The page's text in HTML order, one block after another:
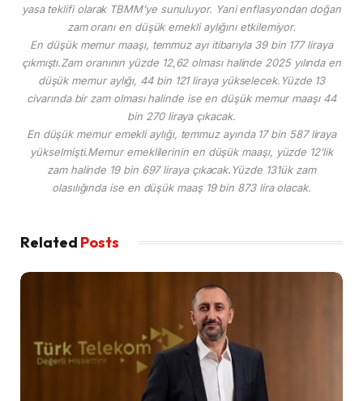
yasa teklifi olarak TBMM’ye sunuluyor. Yani enflasyondan doğan
zam oranı en düşük emekli aylığını etkilemiyor.
En düşük memur maaşı, temmuz ayı itibarıyla 39 bin 177 liraya
çıkmıştı.Zam oranının yüzde 12,62 olması halinde 2025 yılında en
düşük memur aylığı, 44 bin 121 liraya yükselecek.Yüzde 13
civarında bir zam olması halinde ise en düşük memur maaşı 44
bin 270 liraya çıkacak.
En düşük memur emekli aylığı, temmuz ayında 17 bin 587 liraya
yükselmişti.Memur emeklilerinin en düşük maaşı, yüzde 12’lik
zam halinde 19 bin 697 liraya çıkacak.Yüzde 13’lük zam
olasılığında ise en düşük maaş 19 bin 873 lira olacak.
Related Posts